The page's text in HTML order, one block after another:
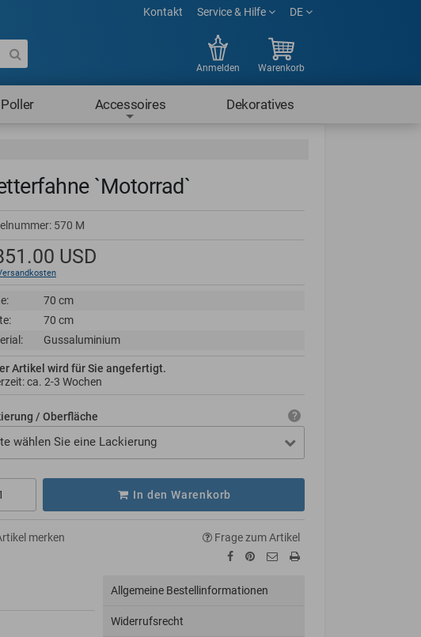
Kontakt Service & Hilfe DE
Anmelden Warenkorb
Poller Accessoires Dekoratives
`Motorrad`
570 M
USD
70 cm
70 cm
Gussaluminium
Artikel wird für Sie angefertigt.
ca. 2-3 Wochen
/ Oberfläche
wählen Sie eine Lackierung
In den Warenkorb
merken Frage zum Artikel
Allgemeine Bestellinformationen
Widerrufsrecht